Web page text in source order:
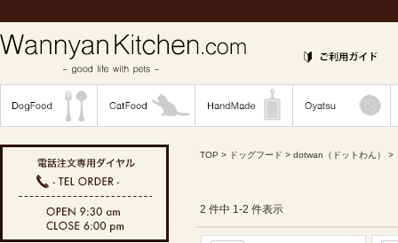
TOP > ドッグフード > dotwan（ドットわん） >
2 件中 1-2 件表示